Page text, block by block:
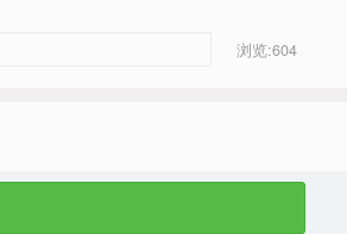
浏览:604